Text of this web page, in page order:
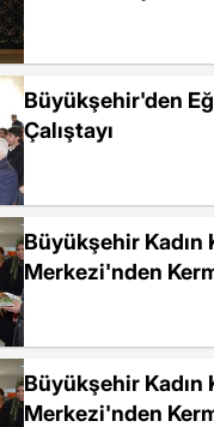
Büyükşehir'den
Çalıştayı
Büyükşehir Kadın
Merkezi'nden
Büyükşehir Kadın
Merkezi'nden